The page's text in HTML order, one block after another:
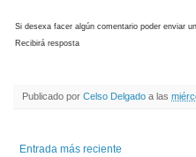
Si desexa facer algún comentario poder enviar
Recibirá resposta
Publicado por Celso Delgado a las
Entrada más reciente